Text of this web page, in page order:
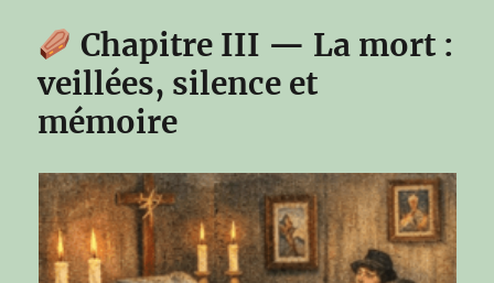
Chapitre III — La mort :
veillées, silence et
mémoire